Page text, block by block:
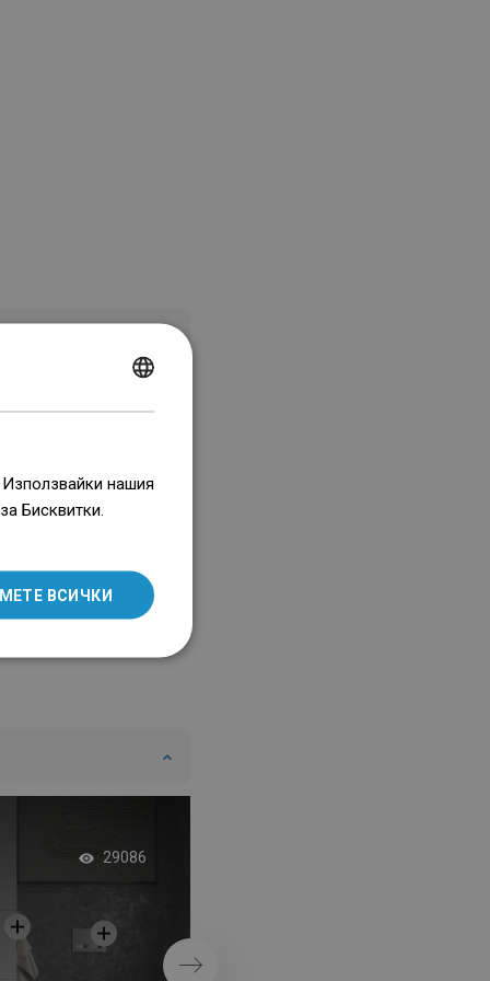
29086
Напред
LITHUANIAN
ROMANIAN
UKRAINIAN
LATVIAN
нашия
Бисквитки.
ВСИЧКИ